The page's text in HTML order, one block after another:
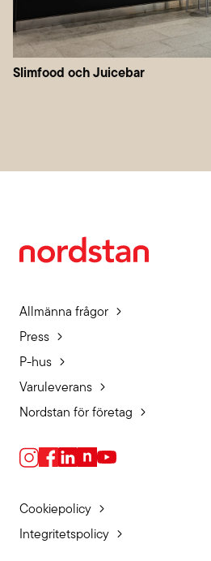
Slimfood och Juicebar
Allmänna frågor
Press
P-hus
Varuleverans
Nordstan för företag
Cookiepolicy
Integritetspolicy